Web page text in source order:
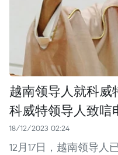
越南领导人就科威
科威特领导人致唁
18/12/2023 02:24
12月17日，越南领导人